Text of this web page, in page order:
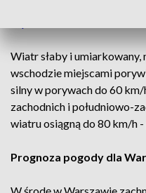
Wiatr słaby i umiarkowany,
wschodzie miejscami
silny w porywach do 60
zachodnich i południowo-
wiatru osiągną do 80 km/h
Prognoza pogody dla